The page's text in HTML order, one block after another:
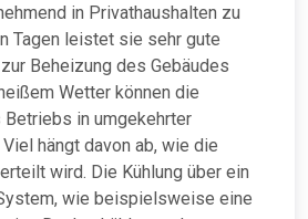
in Privathaushalten zu
Tagen leistet sie sehr gute
Beheizung des Gebäudes
Wetter können die
in umgekehrter
hängt davon ab, wie die
wird. Die Kühlung über ein
wie beispielsweise eine